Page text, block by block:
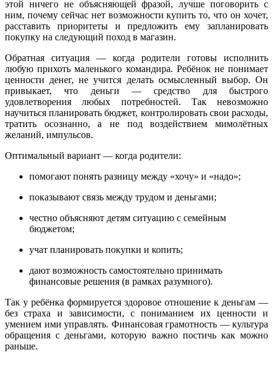
этой ничего не объясняющей фразой, лучше поговорить с
ним, почему сейчас нет возможности купить то, что он хочет,
расставить приоритеты и предложить ему запланировать
покупку на следующий поход в магазин.
Обратная ситуация — когда родители готовы исполнить
любую прихоть маленького командира. Ребёнок не понимает
ценности денег, не учится делать осмысленный выбор. Он
привыкает, что деньги — средство для быстрого
удовлетворения любых потребностей. Так невозможно
научиться планировать бюджет, контролировать свои расходы,
тратить осознанно, а не под воздействием мимолётных
желаний, импульсов.
Оптимальный вариант — когда родители:
помогают понять разницу между «хочу» и «надо»;
показывают связь между трудом и деньгами;
честно объясняют детям ситуацию с семейным
бюджетом;
учат планировать покупки и копить;
дают возможность самостоятельно принимать
финансовые решения (в рамках разумного).
Так у ребёнка формируется здоровое отношение к деньгам —
без страха и зависимости, с пониманием их ценности и
умением ими управлять. Финансовая грамотность — культура
обращения с деньгами, которую важно постичь как можно
раньше.